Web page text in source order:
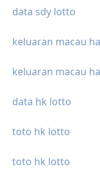
data sdy lotto
keluaran macau
keluaran macau
data hk lotto
toto hk lotto
toto hk lotto